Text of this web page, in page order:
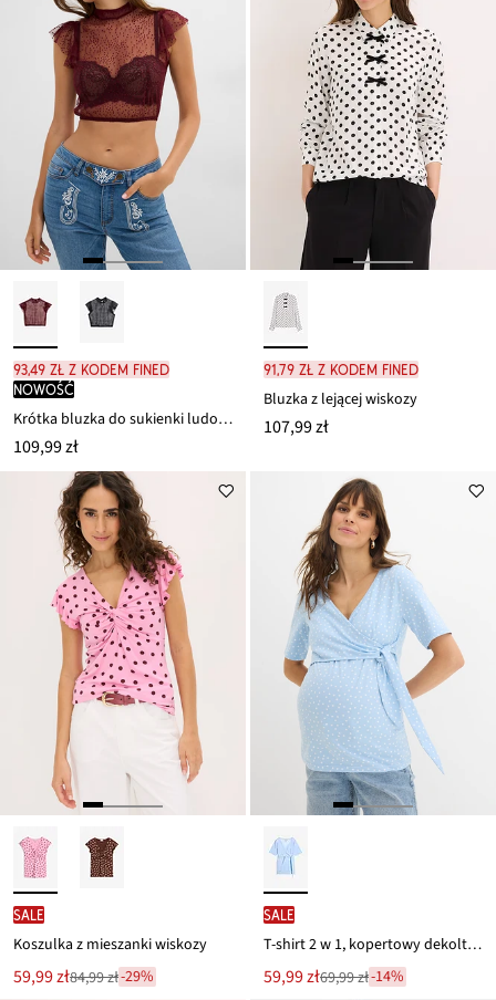
93,49 zł z kodem FINED
nowość
Krótka bluzka do sukienki ludowej
109,99 zł
91,79 zł z kodem FINED
Bluzka z lejącej wiskozy
107,99 zł
SALE
Koszulka z mieszanki wiskozy
Nowa
cena
59,99 zł
Przeceniono
84,99 zł-29%
SALE
T-shirt 2 w 1, kopertowy dekolt, na okres ciąży i po nim
Nowa
cena
59,99 zł
Przeceniono
69,99 zł-14%